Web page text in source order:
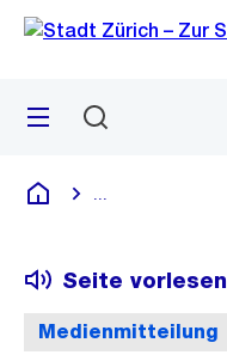
Navigation
Sprunglink
Menü
Deutsch
Medienmitteilung
Seite vorlesen